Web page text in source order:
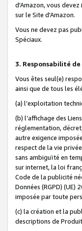
d'Amazon, vous
sur le Site d'Amazon.
Vous ne devez pas
Spéciaux.
3. Responsabilité
Vous êtes seul(e)
ainsi que de tous les
(a) l’exploitation
(b) l’affichage des
réglementation,
autre exigence
respect de la vie
sans ambiguïté en
sur internet, la loi
Code de la publicité
Données (RGPD)
imposée par toute
(c) la création et la
descriptions de